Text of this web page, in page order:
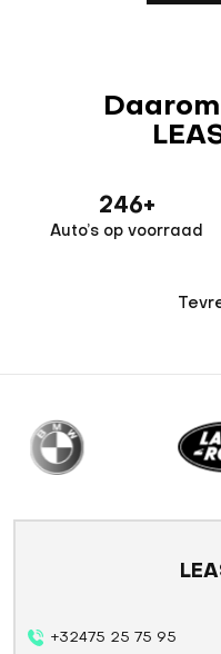
246+
Auto’s op voorraad
+32475 25 75 95